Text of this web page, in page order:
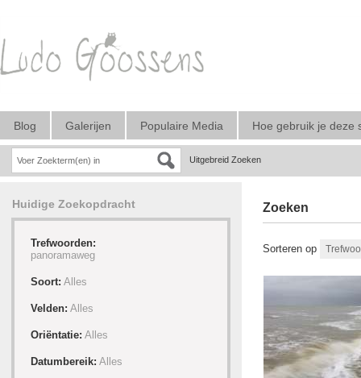
Blog Galerijen Populaire Media Hoe gebruik je deze
Uitgebreid Zoeken
Huidige Zoekopdracht
Trefwoorden:
panoramaweg
Soort: Alles
Velden: Alles
Oriëntatie: Alles
Datumbereik: Alles
Zoeken
Sorteren op